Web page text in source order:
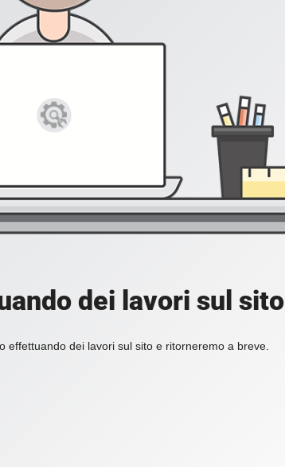
dei lavori sul sito
effettuando dei lavori sul sito e ritorneremo a breve.